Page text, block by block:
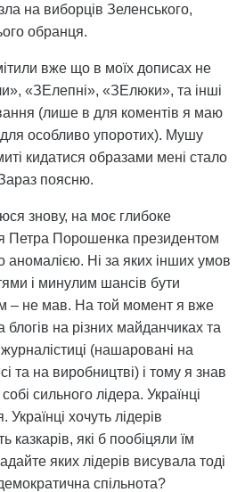
на виборців Зеленського,
обранця.
вже що в моїх дописах не
«ЗЕлепні», «ЗЕлюки», та інші
(лише в для коментів я маю
для особливо упоротих). Мушу
кидатися образами мені стало
поясню.
знову, на моє глибоке
Петра Порошенка президентом
аномалією. Ні за яких інших умов
і минулим шансів бути
– не мав. На той момент я вже
блогів на різних майданчиках та
журналістиці (нашаровані на
та на виробництві) і тому я знав
сильного лідера. Українці
Українці хочуть лідерів
казкарів, які б пообіцяли їм
яких лідерів висувала тоді
спільнота?